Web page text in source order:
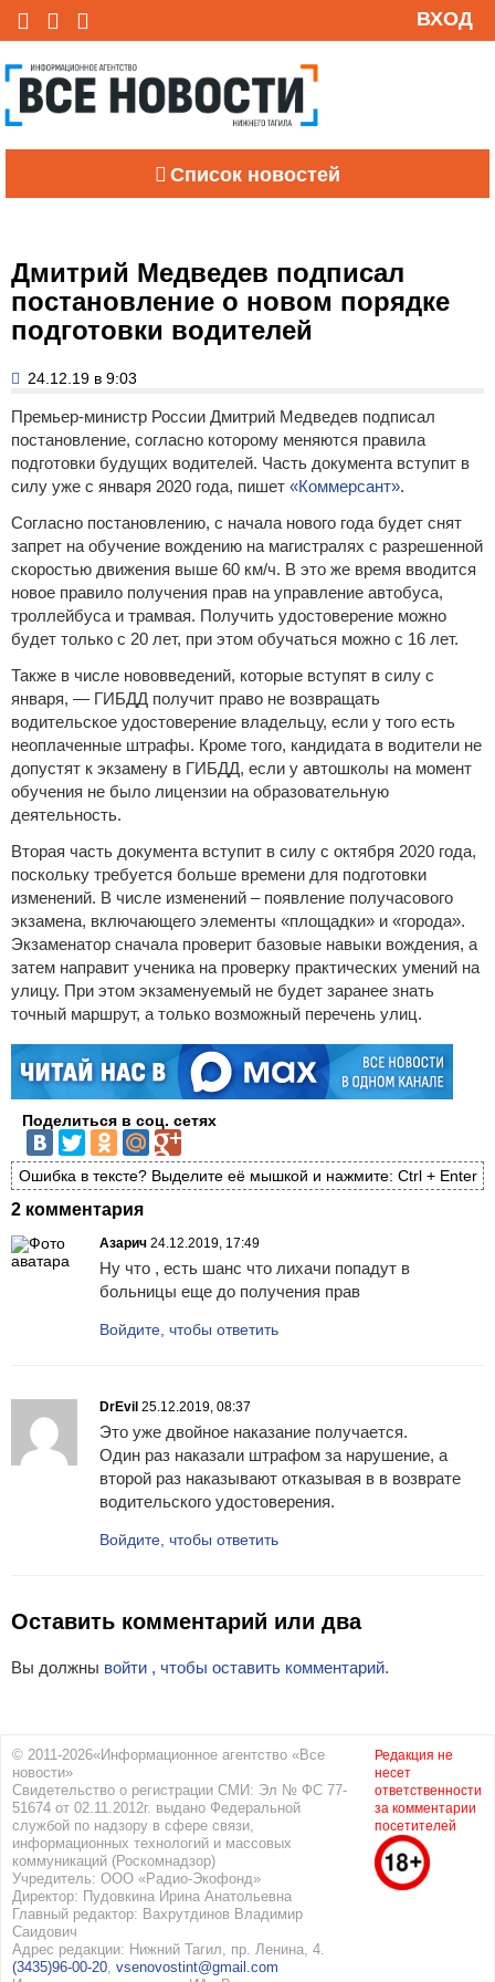
ВХОД
Список новостей
Дмитрий Медведев подписал
постановление о новом порядке
подготовки водителей
24.12.19 в 9:03
Премьер-министр России Дмитрий Медведев подписал
постановление, согласно которому меняются правила
подготовки будущих водителей. Часть документа вступит в
силу уже с января 2020 года, пишет «Коммерсант».
Согласно постановлению, с начала нового года будет снят
запрет на обучение вождению на магистралях с разрешенной
скоростью движения выше 60 км/ч. В это же время вводится
новое правило получения прав на управление автобуса,
троллейбуса и трамвая. Получить удостоверение можно
будет только с 20 лет, при этом обучаться можно с 16 лет.
Также в числе нововведений, которые вступят в силу с
января, — ГИБДД получит право не возвращать
водительское удостоверение владельцу, если у того есть
неоплаченные штрафы. Кроме того, кандидата в водители не
допустят к экзамену в ГИБДД, если у автошколы на момент
обучения не было лицензии на образовательную
деятельность.
Вторая часть документа вступит в силу с октября 2020 года,
поскольку требуется больше времени для подготовки
изменений. В числе изменений – появление получасового
экзамена, включающего элементы «площадки» и «города».
Экзаменатор сначала проверит базовые навыки вождения, а
затем направит ученика на проверку практических умений на
улицу. При этом экзаменуемый не будет заранее знать
точный маршрут, а только возможный перечень улиц.
Поделиться в соц. сетях
Ошибка в тексте? Выделите её мышкой и нажмите: Ctrl + Enter
2 комментария
Азарич 24.12.2019, 17:49
Ну что , есть шанс что лихачи попадут в
больницы еще до получения прав
Войдите, чтобы ответить
DrEvil 25.12.2019, 08:37
Это уже двойное наказание получается.
Один раз наказали штрафом за нарушение, а
второй раз наказывают отказывая в в возврате
водительского удостоверения.
Войдите, чтобы ответить
Оставить комментарий или два
Вы должны войти , чтобы оставить комментарий.
© 2011-2026«Информационное агентство «Все
новости»
Свидетельство о регистрации СМИ: Эл № ФС 77-
51674 от 02.11.2012г. выдано Федеральной
службой по надзору в сфере связи,
информационных технологий и массовых
коммуникаций (Роскомнадзор)
Учредитель: ООО «Радио-Экофонд»
Директор: Пудовкина Ирина Анатольевна
Главный редактор: Вахрутдинов Владимир
Саидович
Адрес редакции: Нижний Тагил, пр. Ленина, 4.
(3435)96-00-20, vsenovostint@gmail.com
Редакция не
несет
ответственности
за комментарии
посетителей